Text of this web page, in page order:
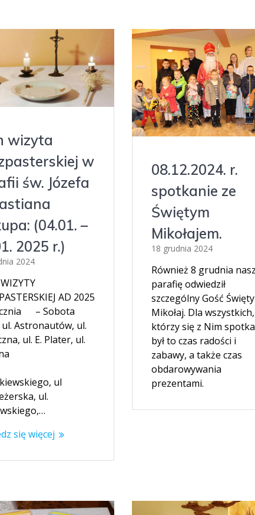
wizyta
w
św. Józefa
(04.01. –
2025 r.)
2024
AD 2025
– Sobota
ul.
ul. E. Plater, ul.
ul
ul.
się więcej
08.12.2024. r.
spotkanie ze
Świętym
Mikołajem.
18 grudnia 2024
Również 8 grudnia
parafię odwiedził
szczególny Gość Święty
Mikołaj. Dla wszystkich,
którzy się z Nim
był to czas radości i
zabawy, a także czas
obdarowywania
prezentami.